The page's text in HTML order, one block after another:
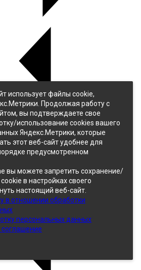
использует файлы cookie,
Продолжая работу с
вы подтверждаете свое
использование cookies вашего
Яндекс.Метрики, которые
этот веб-сайт удобнее для
предусмотренном
вы можете запретить сохранение/
в настройках своего
настоящий веб-сайт.
в отношении обработки
персональных данных
соглашение